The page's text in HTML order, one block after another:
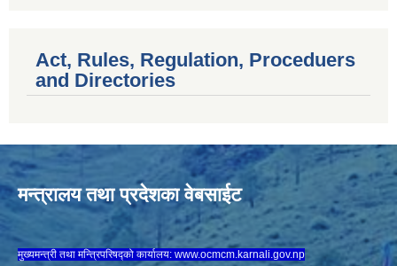
Act, Rules, Regulation, Proceduers
and Directories
मन्त्रालय तथा प्रदेशका वेबसाईट
मुख्यमन्त्री तथा मन्त्रिपरिषद्को कार्यालय: www.ocmcm.karnali.gov.np